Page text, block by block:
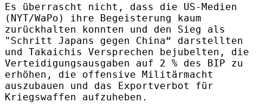
Es überrascht nicht, dass die US-Medien
(NYT/WaPo) ihre Begeisterung kaum
zurückhalten konnten und den Sieg als
"Schritt Japans gegen China“ darstellten
und Takaichis Versprechen bejubelten, die
Verteidigungsausgaben auf 2 % des BIP zu
erhöhen, die offensive Militärmacht
auszubauen und das Exportverbot für
Kriegswaffen aufzuheben.